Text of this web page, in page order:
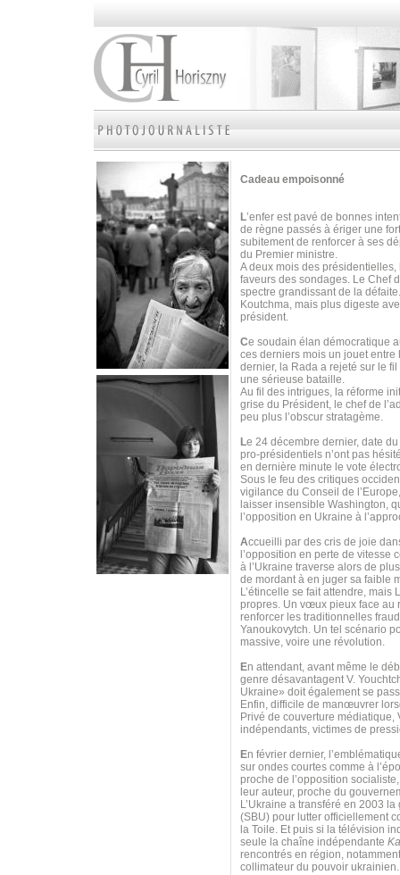
Cadeau empoisonné
L’enfer est pavé de bonnes
de règne passés à ériger une
subitement de renforcer à ses
du Premier ministre.
A deux mois des
faveurs des sondages. Le Chef
spectre grandissant de la
Koutchma, mais plus digeste
président.
Ce soudain élan démocratique
ces derniers mois un jouet
dernier, la Rada a rejeté sur le
une sérieuse bataille.
Au fil des intrigues, la réforme
grise du Président, le chef de
peu plus l’obscur stratagème.
Le 24 décembre dernier, date
pro-présidentiels n’ont pas
en dernière minute le vote
Sous le feu des critiques
vigilance du Conseil de
laisser insensible Washington,
l’opposition en Ukraine à
Accueilli par des cris de joie
l’opposition en perte de
à l’Ukraine traverse alors de
de mordant à en juger sa faible
L’étincelle se fait attendre,
propres. Un vœux pieux face au
renforcer les traditionnelles
Yanoukovytch. Un tel scénario
massive, voire une révolution.
En attendant, avant même le
genre désavantagent V.
Ukraine» doit également se
Enfin, difficile de manœuvrer
Privé de couverture
indépendants, victimes de
En février dernier,
sur ondes courtes comme à
proche de l’opposition
leur auteur, proche du
L’Ukraine a transféré en 2003
(SBU) pour lutter officiellement
la Toile. Et puis si la télévision
seule la chaîne indépendante
rencontrés en région,
collimateur du pouvoir ukrainien.